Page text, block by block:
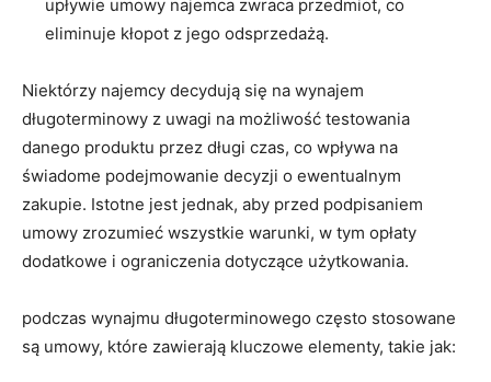
upływie umowy najemca zwraca przedmiot, co
eliminuje kłopot ⁣z jego odsprzedażą.
Niektórzy najemcy​ decydują⁢ się na wynajem
długoterminowy z uwagi na możliwość testowania
danego ‌produktu ‍przez długi czas, co wpływa‌ na
świadome podejmowanie ​decyzji ⁢o ‌ewentualnym
zakupie. ​Istotne‌ jest‌ jednak, aby przed podpisaniem
umowy zrozumieć wszystkie warunki, ‍w tym ⁢opłaty
dodatkowe i ograniczenia⁣ dotyczące ⁣użytkowania.
podczas wynajmu‌ długoterminowego często stosowane
są ⁢umowy,⁢ które zawierają kluczowe⁣ elementy, ‌takie ⁢jak: